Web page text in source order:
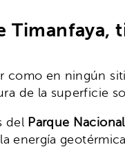
Timanfaya,
como en ningún
de la superficie
del Parque
energía